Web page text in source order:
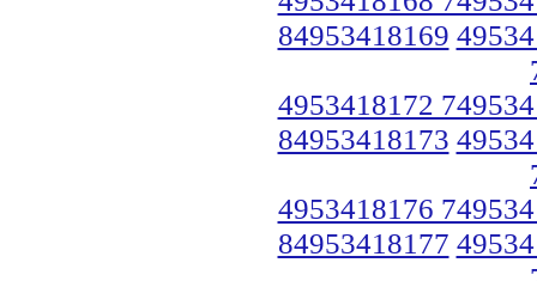
84953418169
4953418172
84953418173
4953418176
84953418177